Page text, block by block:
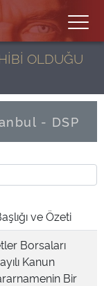
OLDUĞU
- DSP
ve Özeti
Borsaları
Kanun
Bir